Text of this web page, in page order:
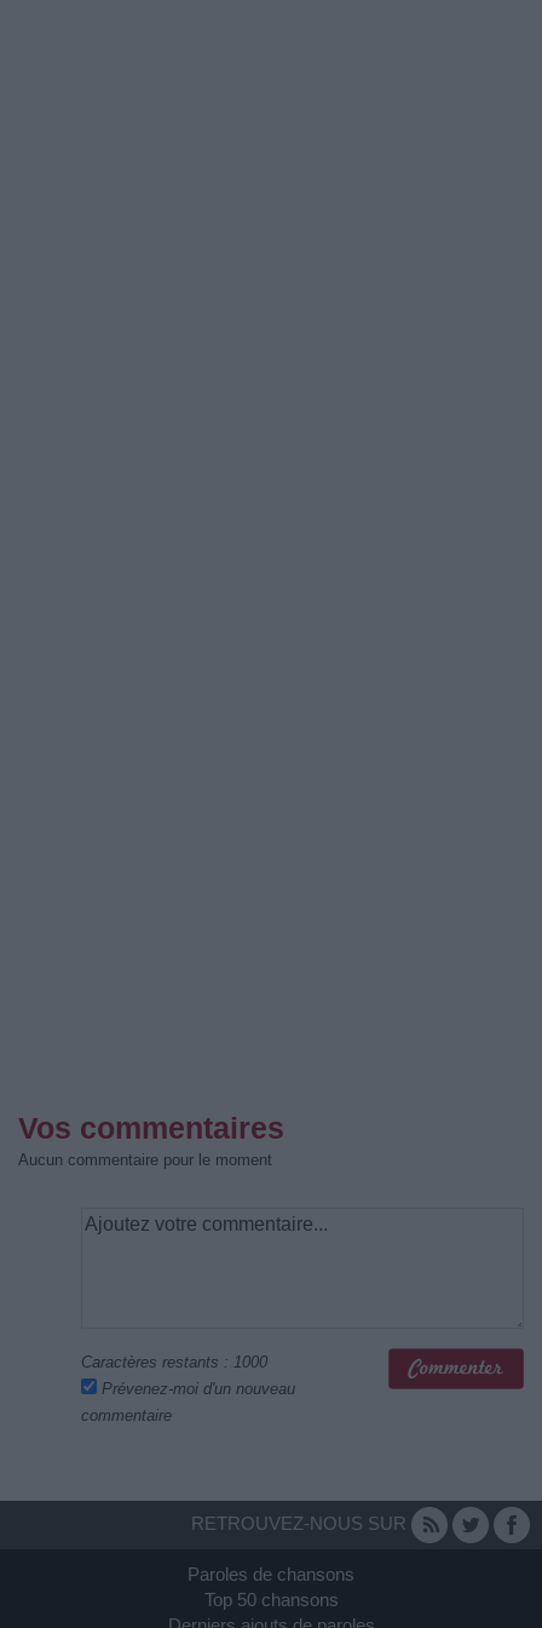
Vos commentaires
Aucun commentaire pour le moment
Caractères restants : 1000
Prévenez-moi d'un nouveau
commentaire
RETROUVEZ-NOUS SUR
Paroles de chansons
Top 50 chansons